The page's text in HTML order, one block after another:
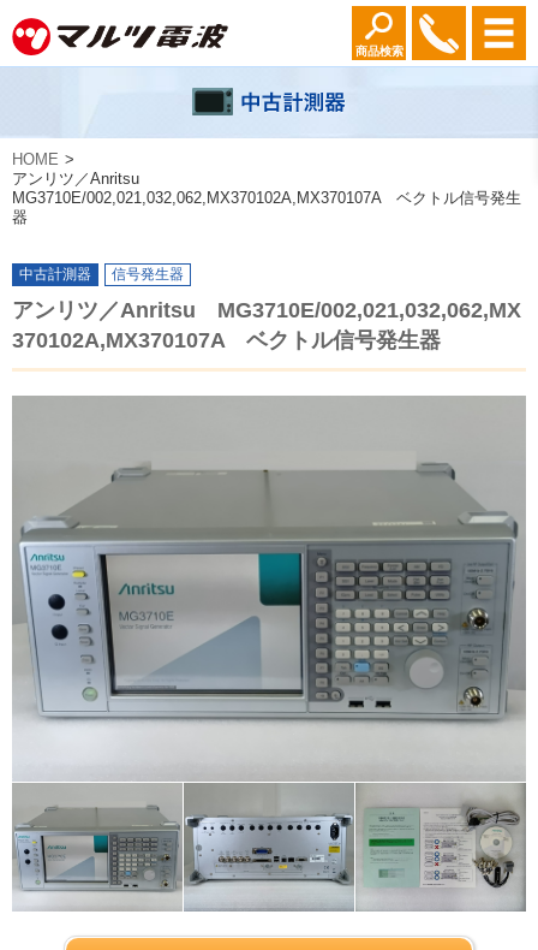
商品検索
HOME
アンリツ／Anritsu
MG3710E/002,021,032,062,MX370102A,MX370107A ベクトル信号発生
器
中古計測器 信号発生器
アンリツ／Anritsu MG3710E/002,021,032,062,MX
370102A,MX370107A ベクトル信号発生器